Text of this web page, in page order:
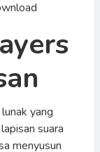
yang
suara
menyusun